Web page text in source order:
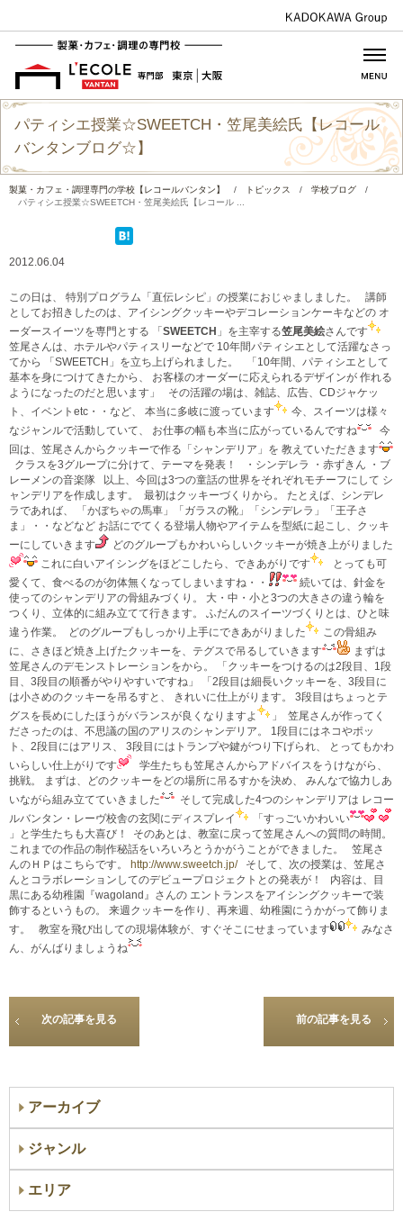
パティシエ授業☆SWEETCH・笠尾美絵氏【レコール
バンタンブログ☆】
製菓・カフェ・調理専門の学校【レコールバンタン】 / トピックス / 学校ブログ
/
パティシエ授業☆SWEETCH・笠尾美絵氏【レコール ...
2012.06.04
この日は、 特別プログラム「直伝レシピ」の授業におじゃましました。 講師
としてお招きしたのは、アイシングクッキーやデコレーションケーキなどの オ
ーダースイーツを専門とする 「SWEETCH 」を主宰する笠尾美絵さんです
笠尾さんは、ホテルやパティスリーなどで 10年間パティシエとして活躍なさっ
てから 「SWEETCH」を立ち上げられました。 「10年間、パティシエとして
基本を身につけてきたから、 お客様のオーダーに応えられるデザインが 作れる
ようになったのだと思います」 その活躍の場は、雑誌、広告、CDジャケッ
ト、イベントetc・・など、 本当に多岐に渡っています
今、スイーツは様々
なジャンルで活動していて、 お仕事の幅も本当に広がっているんですね
今
回は、笠尾さんからクッキーで作る「シャンデリア」を 教えていただきます
クラスを3グループに分けて、テーマを発表！ ・シンデレラ ・赤ずきん ・ブ
レーメンの音楽隊 以上、今回は3つの童話の世界をそれぞれモチーフにして シ
ャンデリアを作成します。
最初はクッキーづくりから。 たとえば、シンデレ
ラであれば、 「かぼちゃの馬車」「ガラスの靴」「シンデレラ」「王子さ
ま」・・などなど お話にでてくる登場人物やアイテムを型紙に起こし、クッキ
ーにしていきます
どのグループもかわいらしいクッキーが焼き上がりました
これに白いアイシングをほどこしたら、できあがりです
とっても可
愛くて、食べるのが勿体無くなってしまいますね・・
続いては、針金を
使ってのシャンデリアの骨組みづくり。 大・中・小と3つの大きさの違う輪を
つくり、立体的に組み立てて行きます。 ふだんのスイーツづくりとは、ひと味
違う作業。
どのグループもしっかり上手にできあがりました
この骨組み
に、さきほど焼き上げたクッキーを、テグスで吊るしていきます
まずは
笠尾さんのデモンストレーションをから。 「クッキーをつけるのは2段目、1段
目、3段目の順番がやりやすいですね」 「2段目は細長いクッキーを、3段目に
は小さめのクッキーを吊るすと、 きれいに仕上がります。 3段目はちょっとテ
グスを長めにしたほうがバランスが良くなりますよ
」
笠尾さんが作ってく
ださったのは、不思議の国のアリスのシャンデリア。 1段目にはネコやポッ
ト、2段目にはアリス、 3段目にはトランプや鍵がつり下げられ、 とってもかわ
いらしい仕上がりです
学生たちも笠尾さんからアドバイスをうけながら、
挑戦。 まずは、どのクッキーをどの場所に吊るすかを決め、 みんなで協力しあ
いながら組み立てていきました
そして完成した4つのシャンデリアは レコー
ルバンタン・レーヴ校舎の玄関にディスプレイ
「すっごいかわいい
」と学生たちも大喜び！
そのあとは、教室に戻って笠尾さんへの質問の時間。
これまでの作品の制作秘話をいろいろとうかがうことができました。 笠尾さ
んのＨＰはこちらです。 http://www.sweetch.jp/そして、次の授業は、笠尾さ
んとコラボレーションしてのデビュープロジェクトとの発表が！ 内容は、目
黒にある幼稚園『wagoland』さんの エントランスをアイシングクッキーで装
飾するというもの。 来週クッキーを作り、再来週、幼稚園にうかがって飾りま
す。 教室を飛び出しての現場体験が、すぐそこにせまっています
みなさ
ん、がんばりましょうね
次の記事を見る 前の記事を見る
アーカイブ
ジャンル
エリア